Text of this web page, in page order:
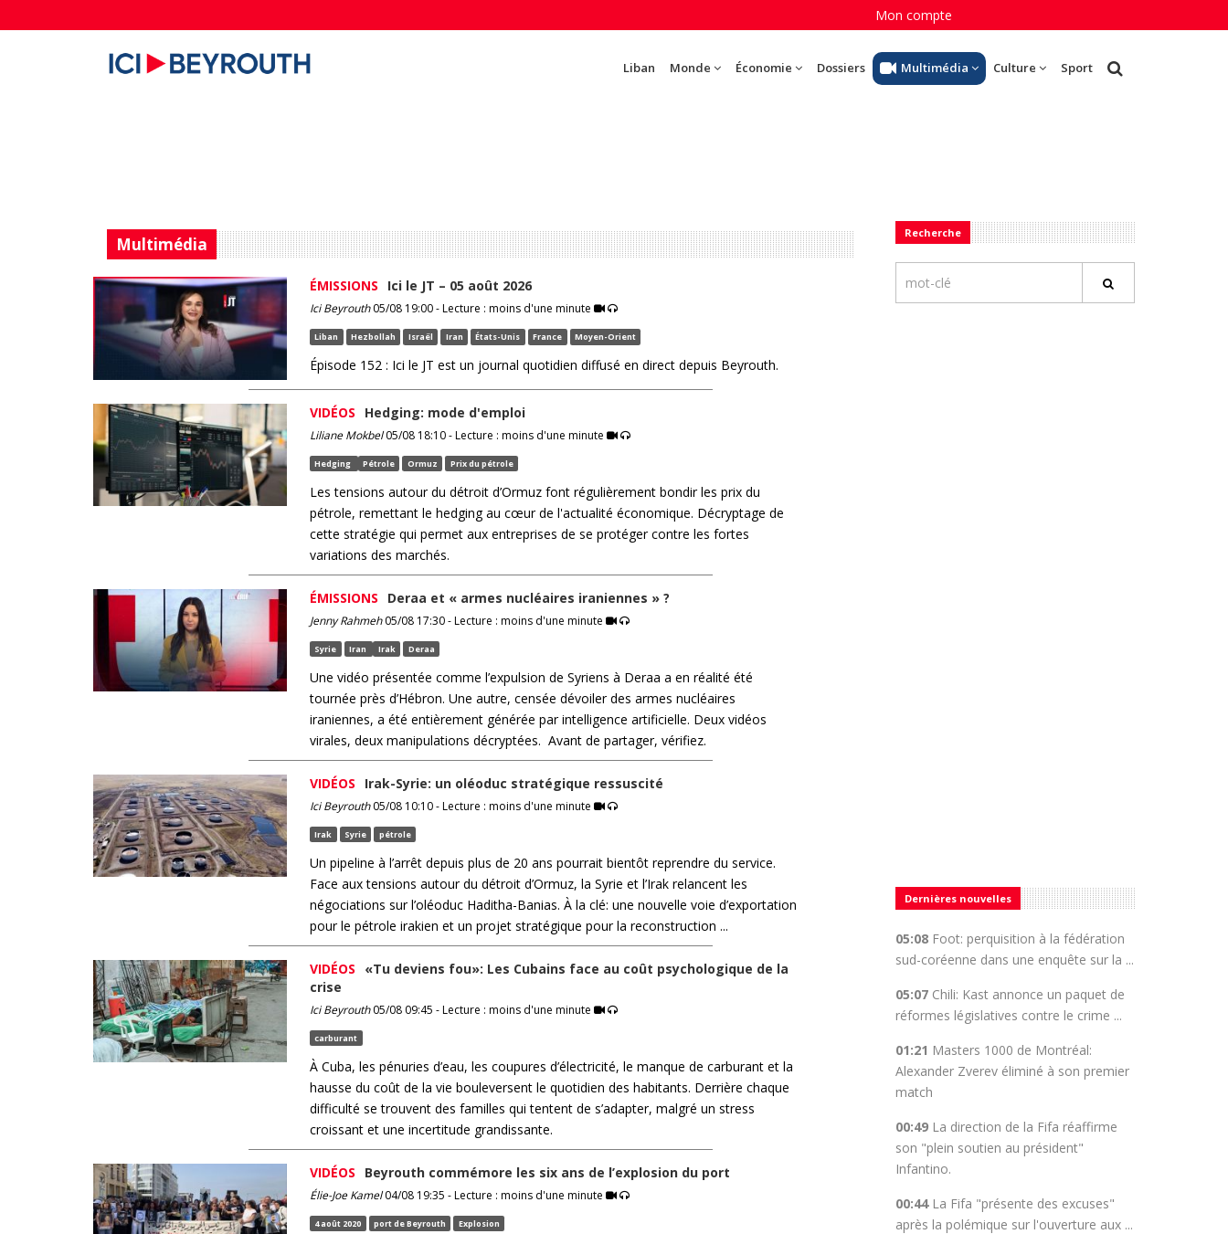
Mon compte
Liban Monde Économie Dossiers Multimédia Culture Sport
Multimédia
ÉMISSIONS Ici le JT – 05 août 2026
Ici Beyrouth05/08 19:00 - Lecture : moins d'une minute
Liban Hezbollah Israël Iran États-Unis France Moyen-Orient
Épisode 152 : Ici le JT est un journal quotidien diffusé en direct depuis Beyrouth.
VIDÉOS Hedging: mode d'emploi
Liliane Mokbel05/08 18:10 - Lecture : moins d'une minute
Hedging Pétrole Ormuz Prix du pétrole
Les tensions autour du détroit d’Ormuz font régulièrement bondir les prix du
pétrole, remettant le hedging au cœur de l'actualité économique. Décryptage de
cette stratégie qui permet aux entreprises de se protéger contre les fortes
variations des marchés.
ÉMISSIONS Deraa et « armes nucléaires iraniennes » ?
Jenny Rahmeh05/08 17:30 - Lecture : moins d'une minute
Syrie Iran Irak Deraa
Une vidéo présentée comme l’expulsion de Syriens à Deraa a en réalité été
tournée près d’Hébron. Une autre, censée dévoiler des armes nucléaires
iraniennes, a été entièrement générée par intelligence artificielle. Deux vidéos
virales, deux manipulations décryptées. Avant de partager, vérifiez.
VIDÉOS Irak-Syrie: un oléoduc stratégique ressuscité
Ici Beyrouth05/08 10:10 - Lecture : moins d'une minute
Irak Syrie pétrole
Un pipeline à l’arrêt depuis plus de 20 ans pourrait bientôt reprendre du service.
Face aux tensions autour du détroit d’Ormuz, la Syrie et l’Irak relancent les
négociations sur l’oléoduc Haditha-Banias. À la clé: une nouvelle voie d’exportation
pour le pétrole irakien et un projet stratégique pour la reconstruction ...
VIDÉOS
«Tu deviens fou»: Les Cubains face au coût psychologique de la
crise
Ici Beyrouth05/08 09:45 - Lecture : moins d'une minute
carburant
À Cuba, les pénuries d’eau, les coupures d’électricité, le manque de carburant et la
hausse du coût de la vie bouleversent le quotidien des habitants. Derrière chaque
difficulté se trouvent des familles qui tentent de s’adapter, malgré un stress
croissant et une incertitude grandissante.
VIDÉOS Beyrouth commémore les six ans de l’explosion du port
Élie-Joe Kamel04/08 19:35 - Lecture : moins d'une minute
4 août 2020 port de Beyrouth Explosion
Recherche
Dernières nouvelles
05:08 Foot: perquisition à la fédération
sud-coréenne dans une enquête sur la ...
05:07 Chili: Kast annonce un paquet de
réformes législatives contre le crime ...
01:21 Masters 1000 de Montréal:
Alexander Zverev éliminé à son premier
match
00:49 La direction de la Fifa réaffirme
son "plein soutien au président"
Infantino.
00:44 La Fifa "présente des excuses"
après la polémique sur l'ouverture aux ...